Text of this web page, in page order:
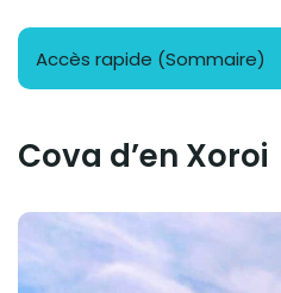
Accès rapide (Sommaire)
Cova d’en Xoroi